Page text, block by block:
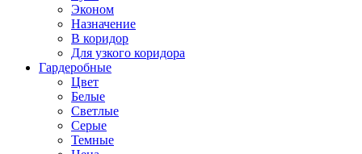
Эконом
Назначение
В коридор
Для узкого коридора
Гардеробные
Цвет
Белые
Светлые
Серые
Темные